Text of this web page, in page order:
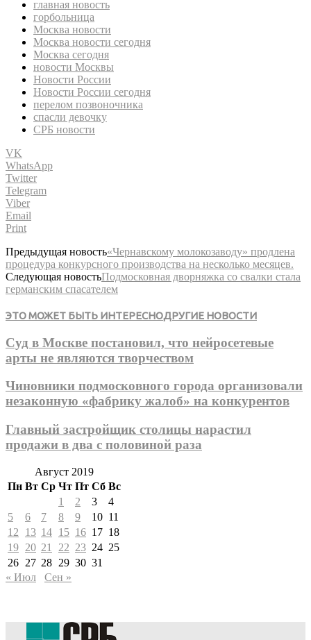
главная новость
горбольница
Москва новости
Москва новости сегодня
Москва сегодня
новости Москвы
Новости России
Новости России сегодня
перелом позвоночника
спасли девочку
СРБ новости
VK
WhatsApp
Twitter
Telegram
Viber
Email
Print
Предыдущая новость«Чернавскому молокозаводу» продлена
процедура конкурсного производства на несколько месяцев.
Следующая новостьПодмосковная дворняжка со свалки стала
германским спасателем
ЭТО МОЖЕТ БЫТЬ ИНТЕРЕСНОДРУГИЕ НОВОСТИ
Суд в Москве постановил, что нейросетевые
арты не являются творчеством
Чиновники подмосковного города организовали
незаконную «фабрику жалоб» на конкурентов
Главный застройщик столицы нарастил
продажи в два с половиной раза
Август 2019
Пн Вт Ср Чт Пт Сб Вс
1
2 3
4
5
6 7 8 9 10 11
12
13 14 15 16 17 18
19 20 21 22 23 24 25
26 27 28 29 30 31
« Июл
Сен »